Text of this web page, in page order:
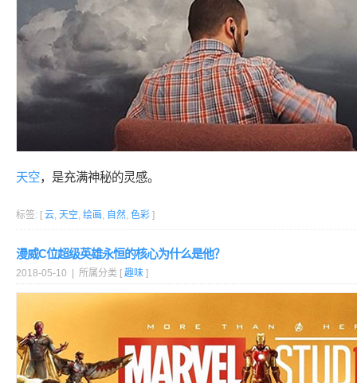
天空，是充满神秘的灵感。
标签: [ 云, 天空, 绘画, 自然, 色彩 ]
漫威C位超级英雄永恒的核心为什么是他？
2018-05-10 | 所属分类 [ 趣味 ]